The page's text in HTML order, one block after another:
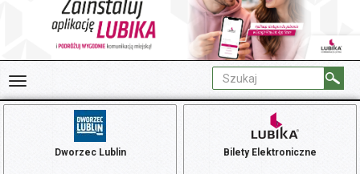
Dworzec Lublin Bilety Elektroniczne